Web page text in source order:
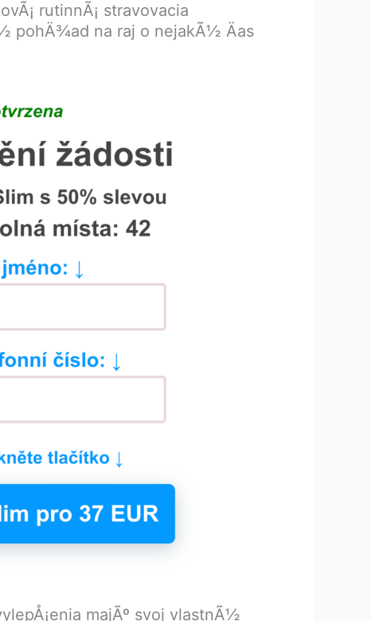
rutinnÃ¡ stravovacia
pohÄ¾ad na raj o nejakÃ½ Äas
majÃº svoj vlastnÃ½